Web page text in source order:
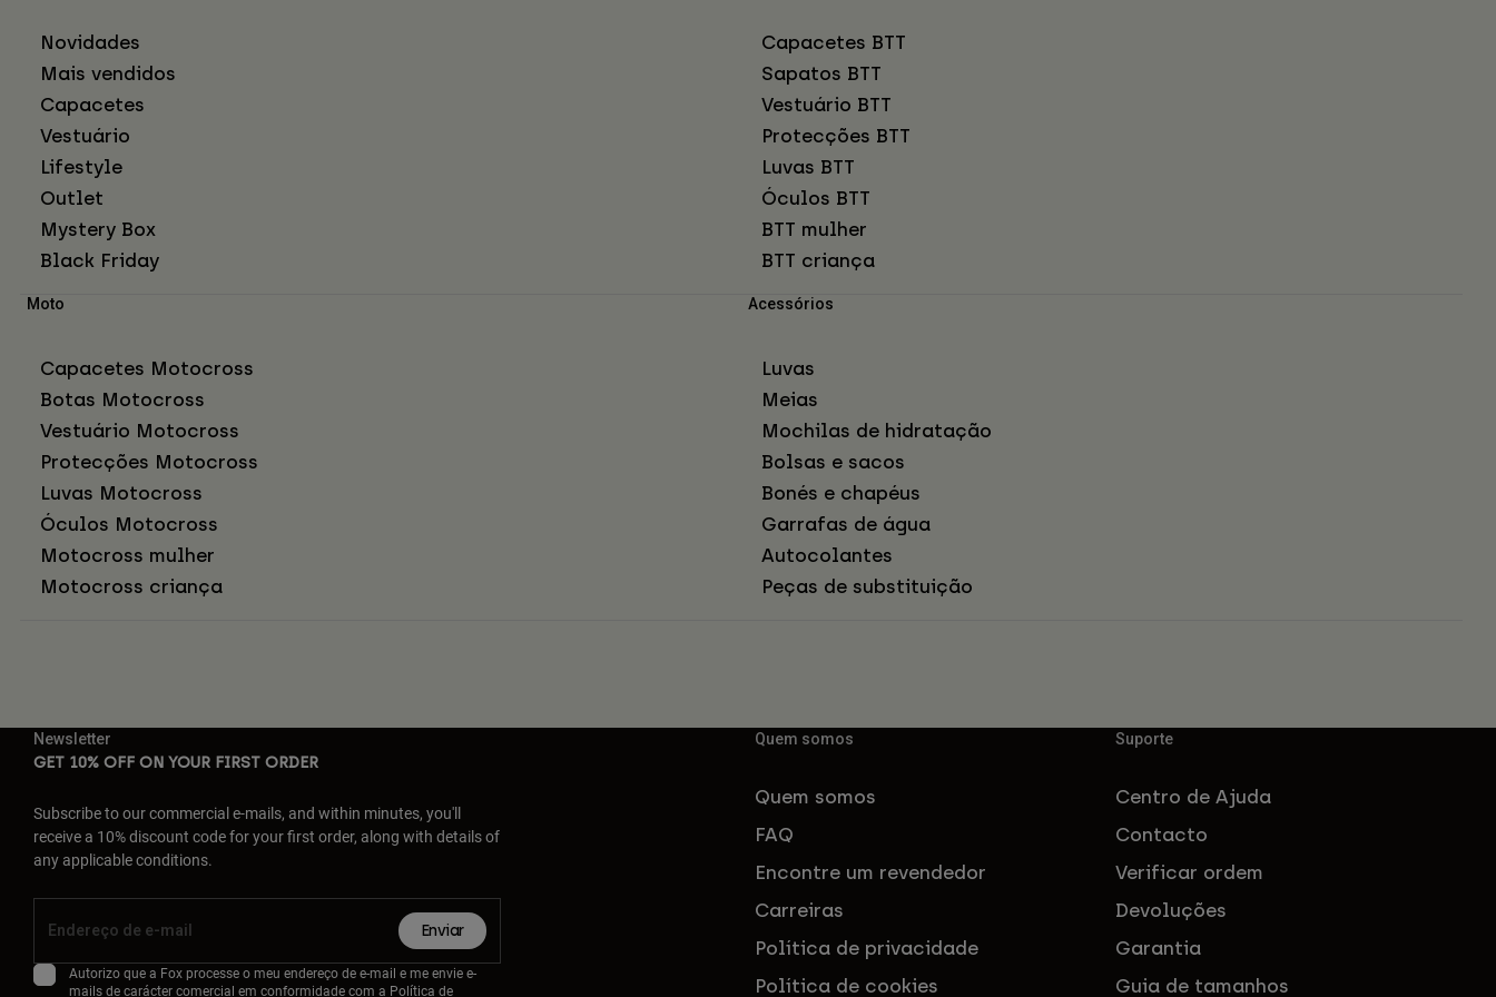
Novidades
Mais vendidos
Capacetes
Vestuário
Lifestyle
Outlet
Mystery Box
Black Friday
Capacetes BTT
Sapatos BTT
Vestuário BTT
Protecções BTT
Luvas BTT
Óculos BTT
BTT mulher
BTT criança
Moto
Capacetes Motocross
Botas Motocross
Vestuário Motocross
Protecções Motocross
Luvas Motocross
Óculos Motocross
Motocross mulher
Motocross criança
Acessórios
Luvas
Meias
Mochilas de hidratação
Bolsas e sacos
Bonés e chapéus
Garrafas de água
Autocolantes
Peças de substituição
Newsletter
GET 10% OFF ON YOUR FIRST ORDER
Subscribe to our commercial e-mails, and within minutes, you'll
receive a 10% discount code for your first order, along with details of
any applicable conditions.
Enviar
Autorizo que a Fox processe o meu endereço de e-mail e me envie e-
mails de carácter comercial em conformidade com a Política de
Quem somos
Quem somos
FAQ
Encontre um revendedor
Carreiras
Política de privacidade
Política de cookies
Suporte
Centro de Ajuda
Contacto
Verificar ordem
Devoluções
Garantia
Guia de tamanhos